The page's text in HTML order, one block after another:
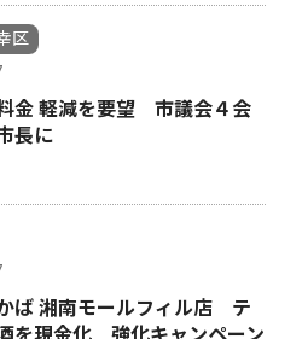
区
金 軽減を要望 市議会４会
長に
ば 湘南モールフィル店 テ